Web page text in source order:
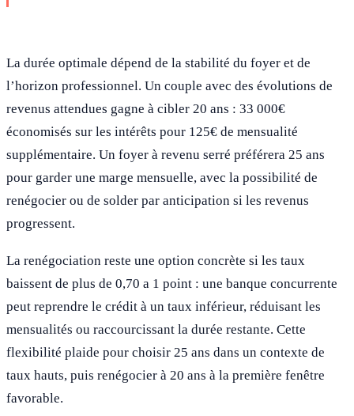
La durée optimale dépend de la stabilité du foyer et de
l’horizon professionnel. Un couple avec des évolutions de
revenus attendues gagne à cibler 20 ans : 33 000€
économisés sur les intérêts pour 125€ de mensualité
supplémentaire. Un foyer à revenu serré préférera 25 ans
pour garder une marge mensuelle, avec la possibilité de
renégocier ou de solder par anticipation si les revenus
progressent.
La renégociation reste une option concrète si les taux
baissent de plus de 0,70 a 1 point : une banque concurrente
peut reprendre le crédit à un taux inférieur, réduisant les
mensualités ou raccourcissant la durée restante. Cette
flexibilité plaide pour choisir 25 ans dans un contexte de
taux hauts, puis renégocier à 20 ans à la première fenêtre
favorable.